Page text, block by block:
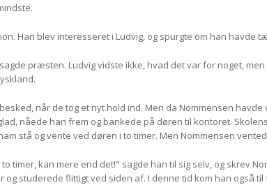
Han blev interesseret i Ludvig, og spurgte om han
præsten. Ludvig vidste ikke, hvad det var for noget,
når de tog et nyt hold ind. Men da Nommensen
nåede han frem og bankede på døren til kontoret.
stå og vente ved døren i to timer. Men Nommensen
timer, kan mere end det!" sagde han til sig selv, og skrev
studerede flittigt ved siden af. I denne tid kom han også